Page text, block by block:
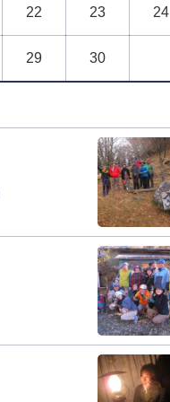
22 23 24
29 30